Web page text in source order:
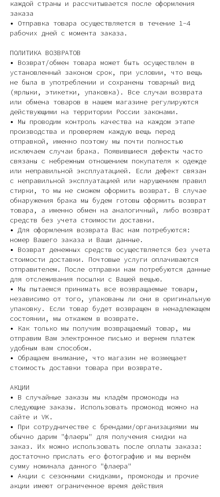
каждой страны и рассчитывается после оформления
заказа
• Отправка товара осуществляется в течение 1-4
рабочих дней с момента заказа.
ПОЛИТИКА ВОЗВРАТОВ
• Возврат/обмен товара может быть осуществлен в
установленный законом срок, при условии, что вещь
не была в употреблении и сохранены товарный вид
(ярлыки, этикетки, упаковка). Все случаи возврата
или обмена товаров в нашем магазине регулируются
действующими на территории России законами.
• Мы проводим контроль качества на каждом этапе
производства и проверяем каждую вещь перед
отправкой, именно поэтому мы почти полностью
исключаем случаи брака. Появившиеся дефекты часто
связаны с небрежным отношением покупателя к одежде
или неправильной эксплуатацией. Если дефект связан
с неправильной эксплуатацией или нарушением правил
стирки, то мы не сможем оформить возврат. В случае
обнаружения брака мы будем готовы оформить возврат
товара, а именно обмен на аналогичный, либо возврат
средств без учета стоимости доставки.
• Для оформления возврата Вас нам потребуются:
номер Вашего заказа и Ваши данные.
• Возврат денежных средств осуществляется без учета
стоимости доставки. Почтовые услуги оплачиваются
отправителем. После отправки нам потребуются данные
для отслеживания посылки с Вашей вещью.
• Мы пытаемся принимать все возвращаемые товары,
независимо от того, упакованы ли они в оригинальную
упаковку. Если товар будет возвращен в ненадлежащем
состоянии, мы откажем в возврате.
• Как только мы получим возвращаемый товар, мы
отправим Вам электронное письмо и вернем платеж
удобным вам способом.
• Обращаем внимание, что магазин не возмещает
стоимость доставки товара при возврате.
АКЦИИ
• В случайные заказы мы кладём промокоды на
следующие заказы. Использовать промокод можно на
сайте и VK.
• При сотрудничестве с брендами/организациями мы
обычно дарим "флаеры" для получения скидки на
заказ. Их можно использовать после оплаты заказа:
достаточно прислать его фотографию и мы вернём
сумму номинала данного "флаера"
• Акции с сезонными скидками, промокоды и прочие
акции имеют ограниченное время действия